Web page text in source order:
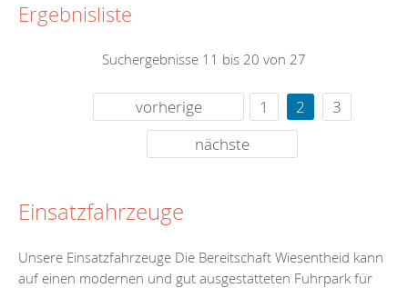
Ergebnisliste
Suchergebnisse 11 bis 20 von 27
vorherige 1 2
3
nächste
Einsatzfahrzeuge
Unsere Einsatzfahrzeuge Die Bereitschaft Wiesentheid kann
auf einen modernen und gut ausgestatteten Fuhrpark für